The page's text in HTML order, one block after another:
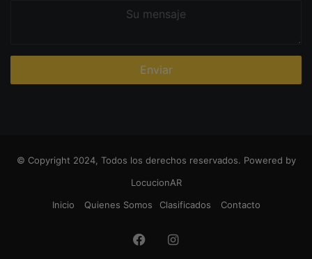
© Copyright 2024, Todos los derechos reservados. Powered by
LocucionAR
Inicio
Quienes Somos Clasificados Contacto
FacebookInstagram